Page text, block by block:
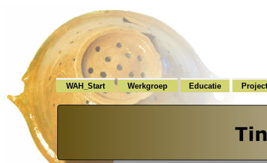
WAH_Start Werkgroep Educatie